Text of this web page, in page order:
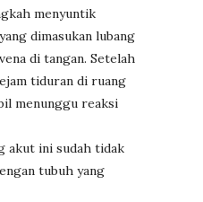
menyuntik
dimasukan lubang
di tangan. Setelah
tiduran di ruang
menunggu reaksi
akut ini sudah tidak
tubuh yang